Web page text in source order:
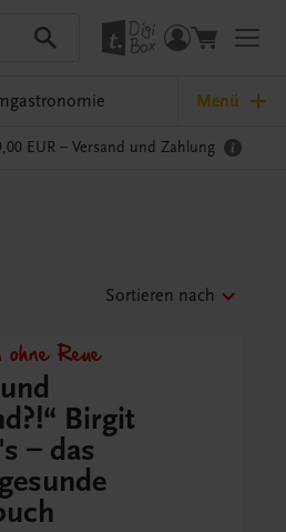
Menü
EUR – Versand und Zahlung
Sortieren nach
ohne Reue
Birgit
– das